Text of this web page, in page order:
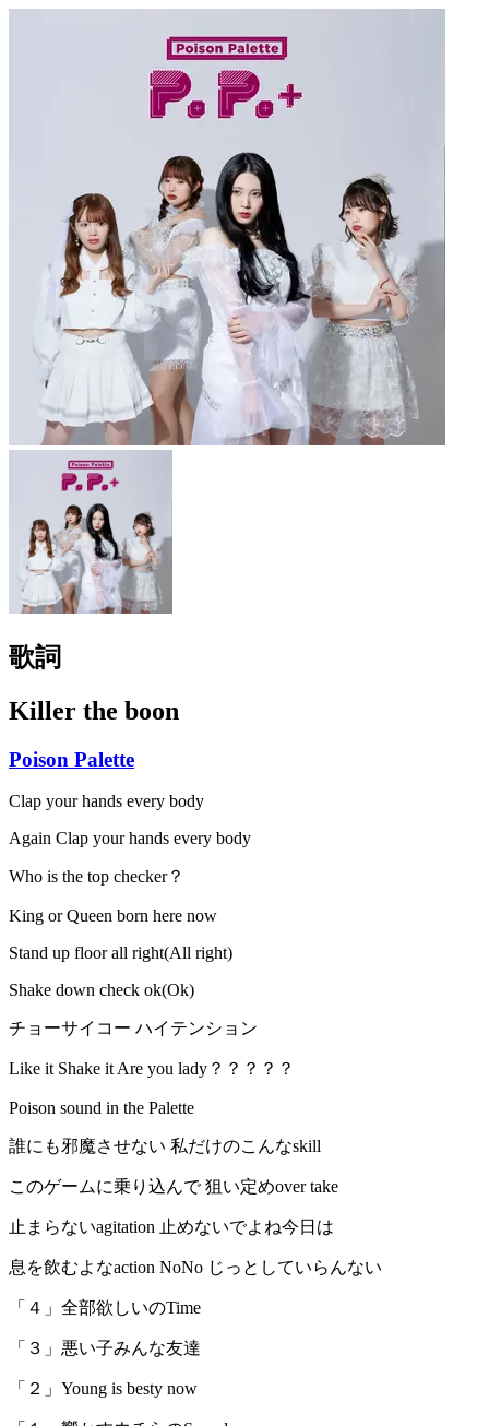
歌詞
Killer the boon
Poison Palette
Clap your hands every body
Again Clap your hands every body
Who is the top checker？
King or Queen born here now
Stand up floor all right(All right)
Shake down check ok(Ok)
チョーサイコー ハイテンション
Like it Shake it Are you lady？？？？？
Poison sound in the Palette
誰にも邪魔させない 私だけのこんなskill
このゲームに乗り込んで 狙い定めover take
止まらないagitation 止めないでよね今日は
息を飲むよなaction NoNo じっとしていらんない
「４」全部欲しいのTime
「３」悪い子みんな友達
「２」Young is besty now